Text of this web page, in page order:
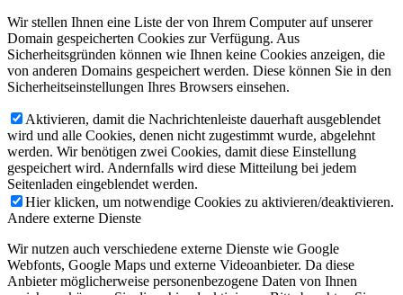
Wir stellen Ihnen eine Liste der von Ihrem Computer auf unserer
Domain gespeicherten Cookies zur Verfügung. Aus
Sicherheitsgründen können wie Ihnen keine Cookies anzeigen, die
von anderen Domains gespeichert werden. Diese können Sie in den
Sicherheitseinstellungen Ihres Browsers einsehen.
Aktivieren, damit die Nachrichtenleiste dauerhaft ausgeblendet
wird und alle Cookies, denen nicht zugestimmt wurde, abgelehnt
werden. Wir benötigen zwei Cookies, damit diese Einstellung
gespeichert wird. Andernfalls wird diese Mitteilung bei jedem
Seitenladen eingeblendet werden.
Hier klicken, um notwendige Cookies zu aktivieren/deaktivieren.
Andere externe Dienste
Wir nutzen auch verschiedene externe Dienste wie Google
Webfonts, Google Maps und externe Videoanbieter. Da diese
Anbieter möglicherweise personenbezogene Daten von Ihnen